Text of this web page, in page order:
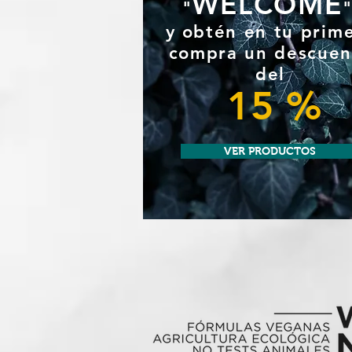
"
"
yobtén en tu
compra un
del
15 %
VER PRODUCTOS